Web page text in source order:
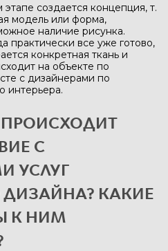
создается концепция, т.
модель или форма,
наличие рисунка.
практически все уже готово,
конкретная ткань и
на объекте по
с дизайнерами по
интерьера.
С
УСЛУГ
КАКИЕ
К НИМ